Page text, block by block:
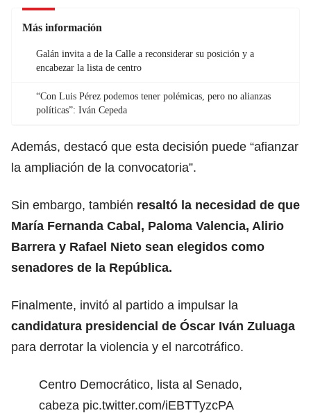
Más información
Galán invita a de la Calle a reconsiderar su posición y a
encabezar la lista de centro
“Con Luis Pérez podemos tener polémicas, pero no alianzas
políticas”: Iván Cepeda
Además, destacó que esta decisión puede “afianzar
la ampliación de la convocatoria”.
Sin embargo, también resaltó la necesidad de que
María Fernanda Cabal, Paloma Valencia, Alirio
Barrera y Rafael Nieto sean elegidos como
senadores de la República.
Finalmente, invitó al partido a impulsar la
candidatura presidencial de Óscar Iván Zuluaga
para derrotar la violencia y el narcotráfico.
Centro Democrático, lista al Senado,
cabeza pic.twitter.com/iEBTTyzcPA